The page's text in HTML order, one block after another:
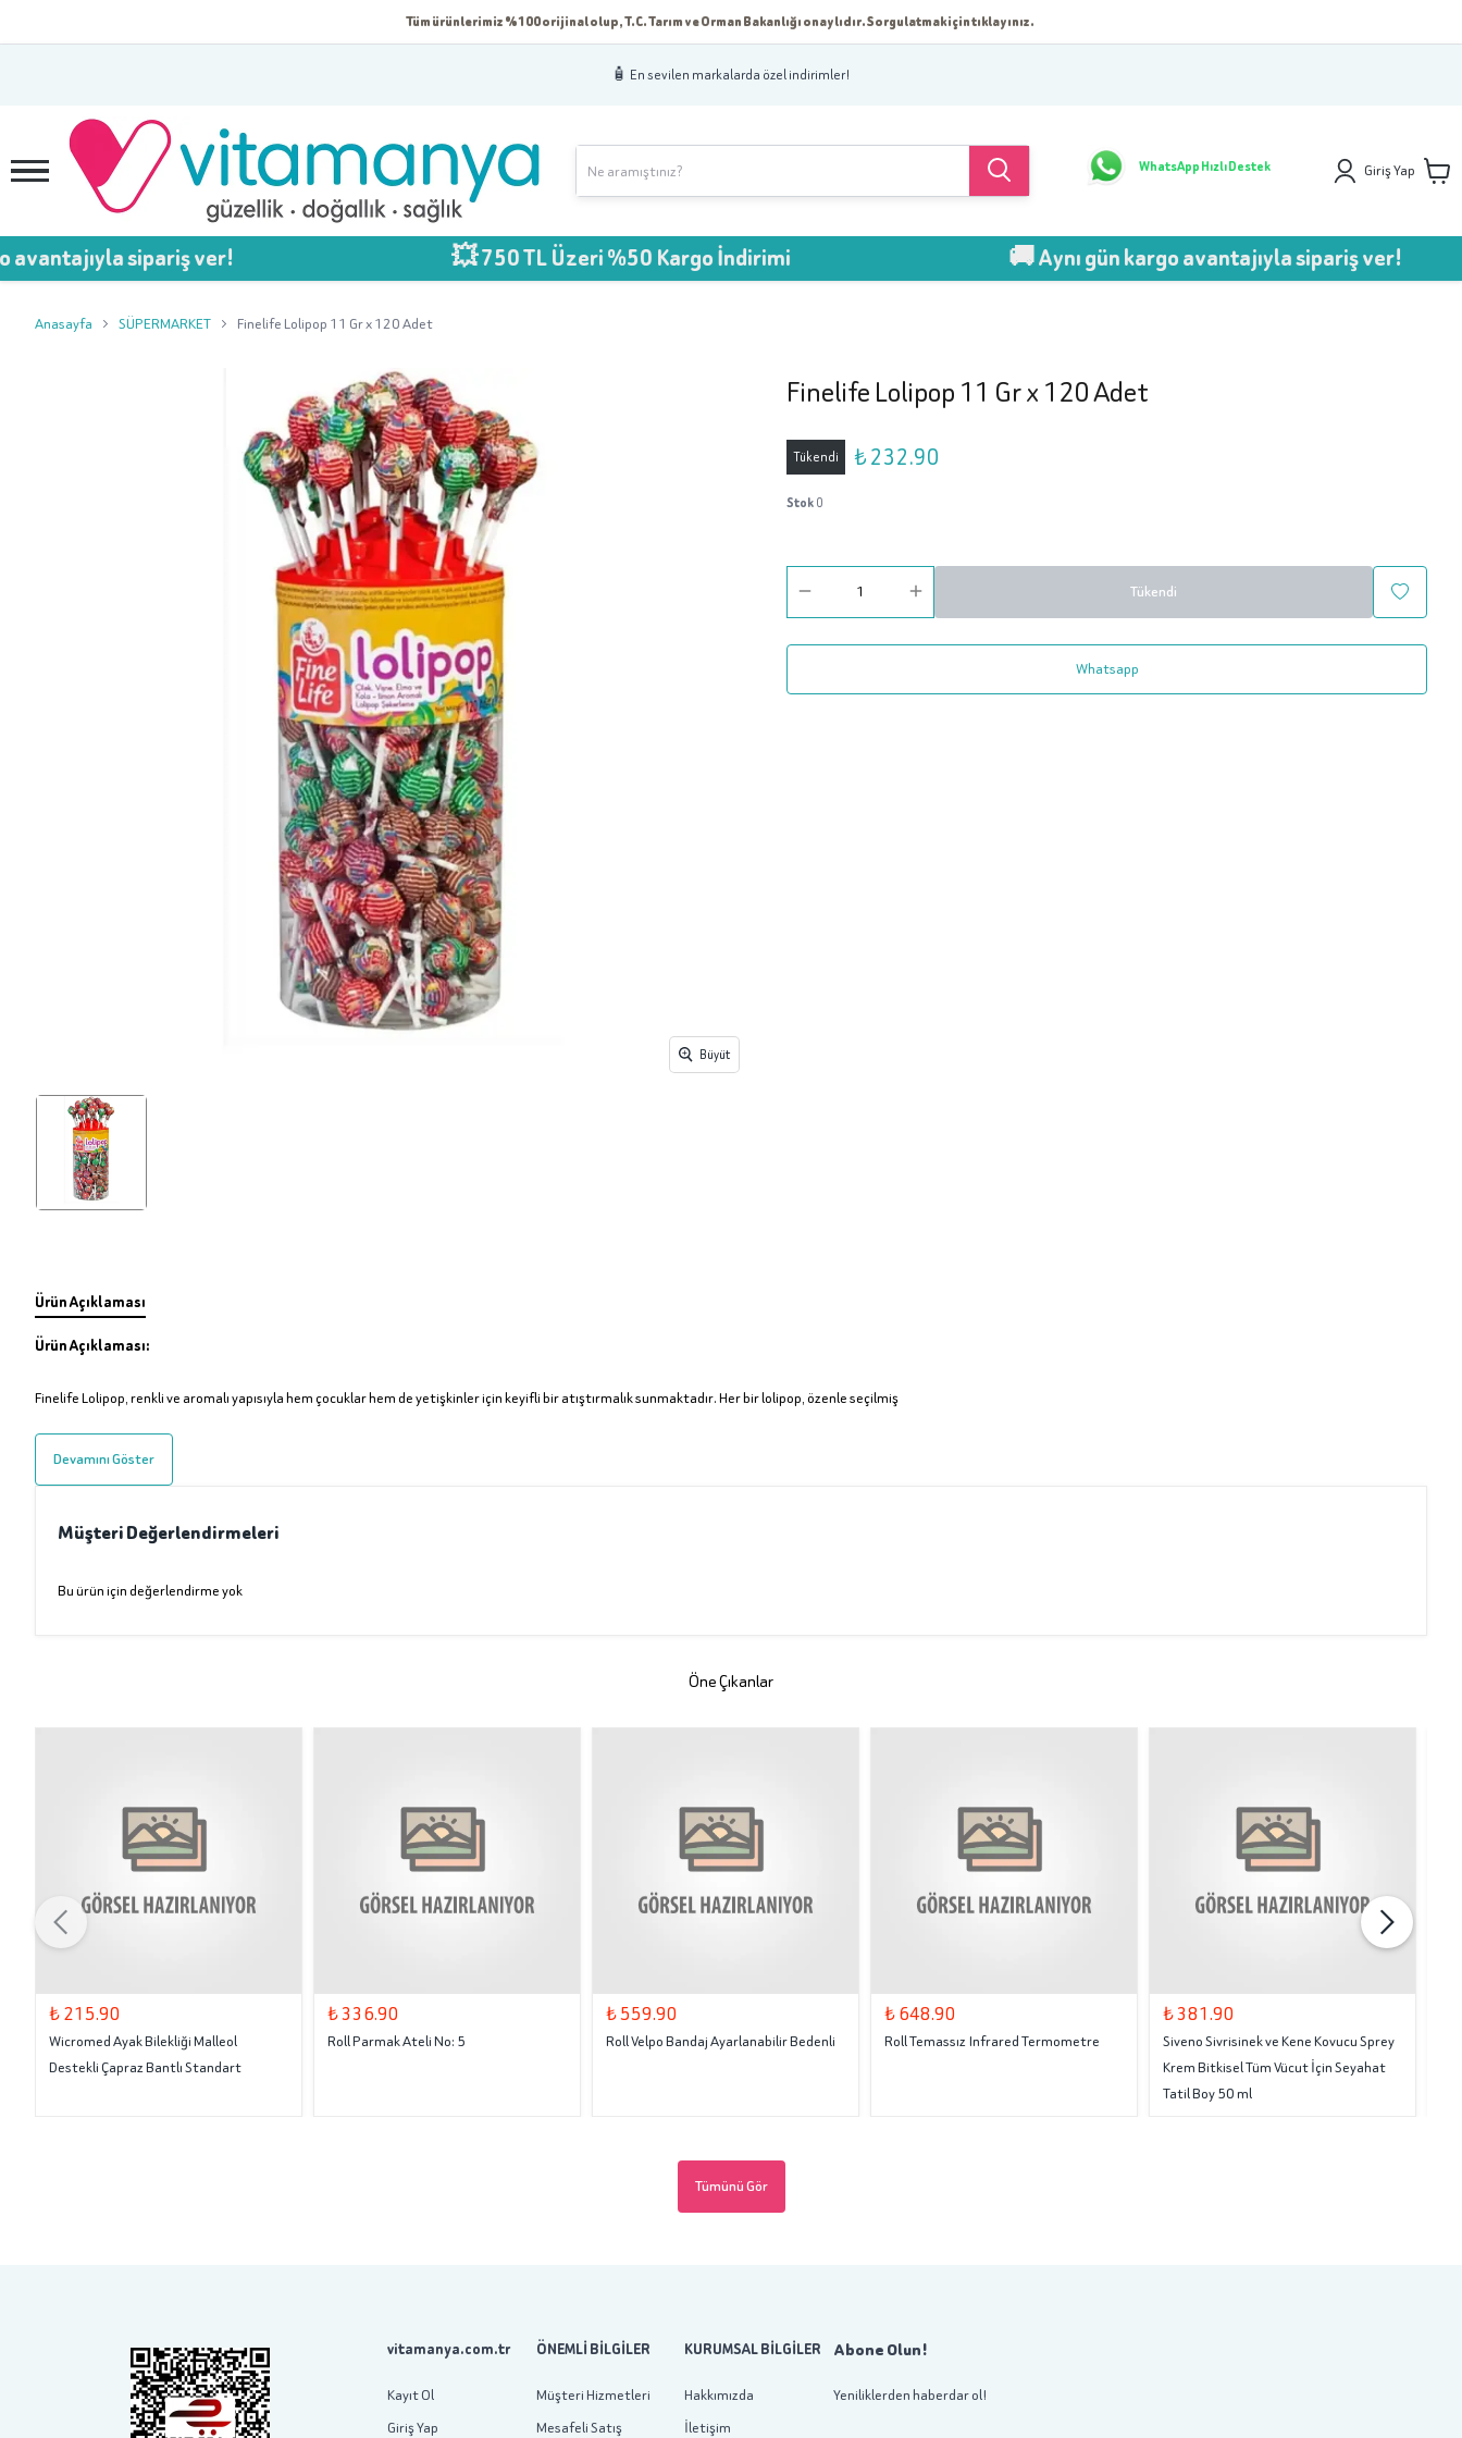
Tüm ürünlerimiz %100 orijinal olup, T.C. Tarım ve Orman Bakanlığı onaylıdır. Sorgulatmak için tıklayınız.
🧴 En sevilen markalarda özel indirimler!
WhatsApp Hızlı Destek Giriş Yap
sipariş ver! 💥 750 TL Üzeri %50 Kargo İndirimi 🚚 Aynı gün kargo avantajıyla sipariş ver!
Anasayfa SÜPERMARKET Finelife Lolipop 11 Gr x 120 Adet
Büyüt
Finelife Lolipop 11 Gr x 120 Adet
Tükendi ₺ 232.90
Stok0
Tükendi
Whatsapp
Ürün Açıklaması
Ürün Açıklaması:
Finelife Lolipop, renkli ve aromalı yapısıyla hem çocuklar hem de yetişkinler için keyifli bir atıştırmalık sunmaktadır. Her bir lolipop, özenle seçilmiş
Devamını Göster
Müşteri Değerlendirmeleri
Bu ürün için değerlendirme yok
Öne Çıkanlar
₺ 215.90
Wicromed Ayak Bilekliği Malleol
Destekli Çapraz Bantlı Standart
₺ 336.90
Roll Parmak Ateli No: 5
₺ 559.90
Roll Velpo Bandaj Ayarlanabilir Bedenli
₺ 648.90
Roll Temassız Infrared Termometre
₺ 381.90
Siveno Sivrisinek ve Kene Kovucu Sprey
Krem Bitkisel Tüm Vücut İçin Seyahat
Tatil Boy 50 ml
Tümünü Gör
vitamanya.com.tr
Kayıt Ol
Giriş Yap
ÖNEMLİ BİLGİLER
Müşteri Hizmetleri
Mesafeli Satış
KURUMSAL BİLGİLER
Hakkımızda
İletişim
Abone Olun!
Yeniliklerden haberdar ol!